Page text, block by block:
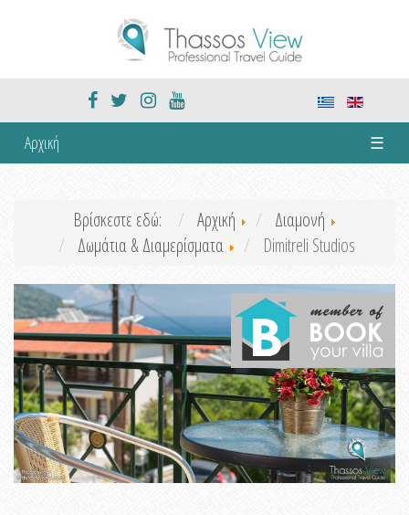
Αρχική ☰
Βρίσκεστε εδώ: Αρχική
Διαμονή
Δωμάτια & Διαμερίσματα
Dimitreli Studios